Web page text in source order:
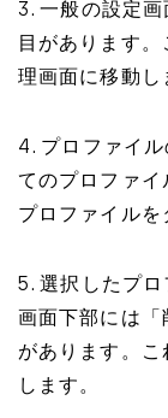
3. 一般の設定
目があります
理画面に移動し
4. プロファイ
てのプロファイ
プロファイルを
5. 選択したプロ
画面下部には「
があります。こ
します。